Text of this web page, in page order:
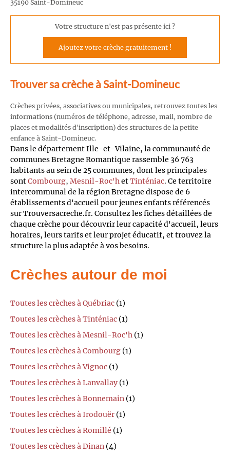
35190 Saint-Domineuc
Votre structure n'est pas présente ici ?
Ajoutez votre crèche gratuitement !
Trouver sa crèche à Saint-Domineuc
Crèches privées, associatives ou municipales, retrouvez toutes les
informations (numéros de téléphone, adresse, mail, nombre de
places et modalités d'inscription) des structures de la petite
enfance à Saint-Domineuc.
Dans le département Ille-et-Vilaine, la communauté de
communes Bretagne Romantique rassemble 36 763
habitants au sein de 25 communes, dont les principales
sontCombourg, Mesnil-Roc'hetTinténiac. Ce territoire
intercommunal de la région Bretagne dispose de 6
établissements d'accueil pour jeunes enfants référencés
sur Trouversacreche.fr. Consultez les fiches détaillées de
chaque crèche pour découvrir leur capacité d'accueil, leurs
horaires, leurs tarifs et leur projet éducatif, et trouvez la
structure la plus adaptée à vos besoins.
Crèches autour de moi
Toutes les crèches à Québriac (1)
Toutes les crèches à Tinténiac (1)
Toutes les crèches à Mesnil-Roc'h (1)
Toutes les crèches à Combourg (1)
Toutes les crèches à Vignoc (1)
Toutes les crèches à Lanvallay (1)
Toutes les crèches à Bonnemain (1)
Toutes les crèches à Irodouër (1)
Toutes les crèches à Romillé (1)
Toutes les crèches à Dinan (4)